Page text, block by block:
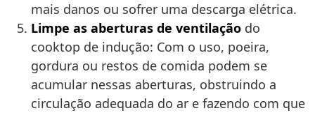
mais danos ou sofrer uma descarga elétrica.
Limpe as aberturas de ventilação do
cooktop de indução: Com o uso, poeira,
gordura ou restos de comida podem se
acumular nessas aberturas, obstruindo a
circulação adequada do ar e fazendo com que